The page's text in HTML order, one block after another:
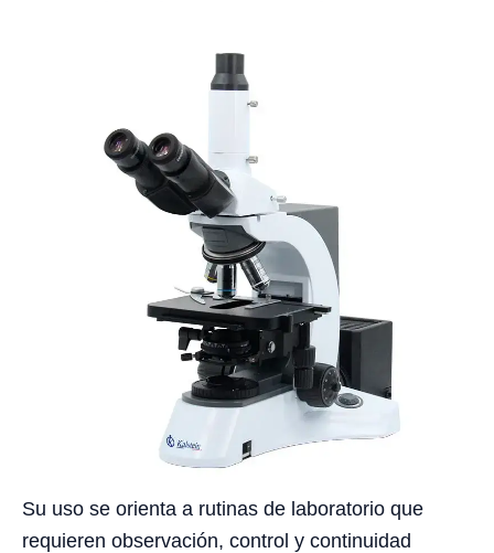
Su uso se orienta a rutinas de laboratorio que
requieren observación, control y continuidad